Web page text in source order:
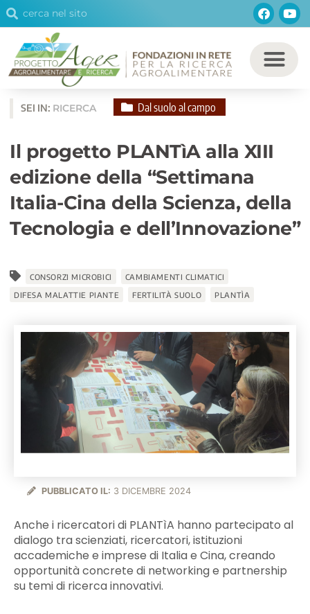
VaiCerca Cerca
SEI IN: RICERCA Dal suolo al campo
Il progetto PLANTìA alla XIII
edizione della “Settimana
Italia-Cina della Scienza, della
Tecnologia e dell’Innovazione”
CONSORZI MICROBICI
CAMBIAMENTI CLIMATICI
DIFESA MALATTIE PIANTE
FERTILITÀ SUOLO PLANTÌA
PUBBLICATO IL: 3 DICEMBRE 2024
Anche i ricercatori di PLANTìA hanno partecipato al
dialogo tra scienziati, ricercatori, istituzioni
accademiche e imprese di Italia e Cina, creando
opportunità concrete di networking e partnership
su temi di ricerca innovativi.